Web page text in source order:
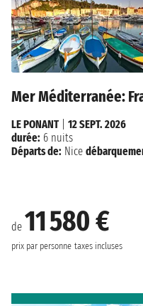
Mer Méditerranée:
de 11 580 €
prix par personne taxes incluses
LE PONANT| 12 SEPT. 2026
durée: 6 nuits
Départs de: Nice